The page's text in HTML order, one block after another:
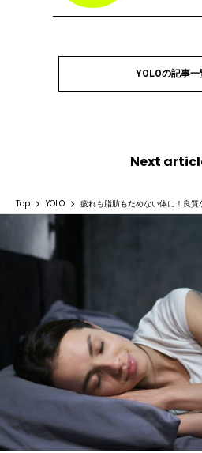
YOLOの記事一
Next
Top YOLO 疲れも脂肪もためない体に！良